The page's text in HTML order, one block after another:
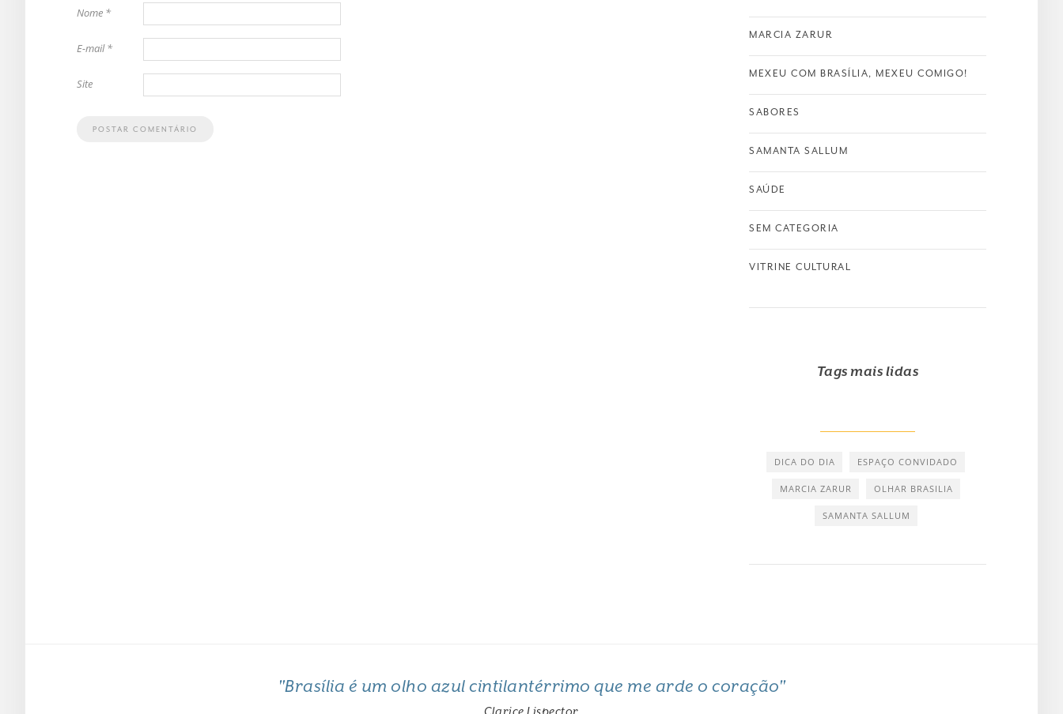
Nome *
E-mail*
Site
MARCIA ZARUR
MEXEU COM BRASÍLIA, MEXEU COMIGO!
SABORES
SAMANTA SALLUM
SAÚDE
SEM CATEGORIA
VITRINE CULTURAL
Tags mais lidas
DICA DO DIA ESPAÇO CONVIDADO
MARCIA ZARUR OLHAR BRASILIA
SAMANTA SALLUM
"Brasília é um olho azul cintilantérrimo que me arde o coração"
Clarice Lispector